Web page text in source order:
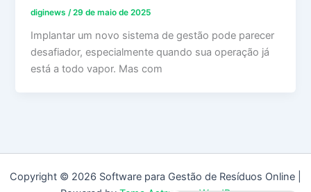
diginews/29 de maio de 2025
Implantar um novo sistema de gestão pode parecer
desafiador, especialmente quando sua operação já
está a todo vapor. Mas com
Copyright © 2026 Software para Gestão de Resíduos Online |